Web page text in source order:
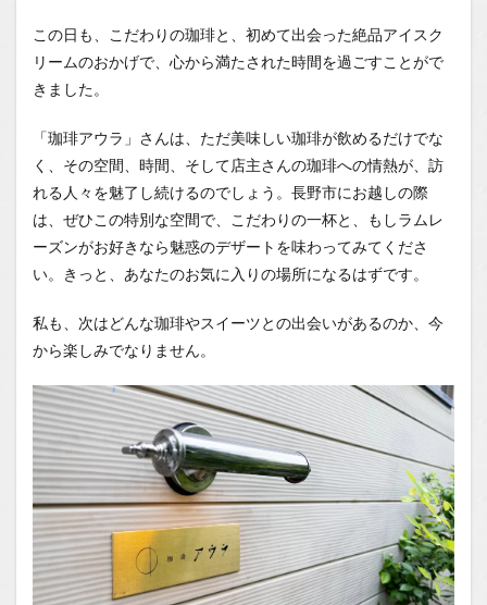
この日も、こだわりの珈琲と、初めて出会った絶品アイスク
リームのおかげで、心から満たされた時間を過ごすことがで
きました。
「珈琲アウラ」さんは、ただ美味しい珈琲が飲めるだけでな
く、その空間、時間、そして店主さんの珈琲への情熱が、訪
れる人々を魅了し続けるのでしょう。長野市にお越しの際
は、ぜひこの特別な空間で、こだわりの一杯と、もしラムレ
ーズンがお好きなら魅惑のデザートを味わってみてくださ
い。きっと、あなたのお気に入りの場所になるはずです。
私も、次はどんな珈琲やスイーツとの出会いがあるのか、今
から楽しみでなりません。